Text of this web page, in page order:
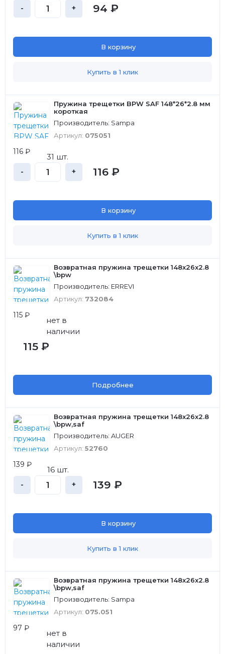
- + 94 ₽
В корзину
Купить в 1 клик
Пружина трещетки BPW SAF 148*26*2.8 мм
короткая
Производитель: Sampa
Артикул: 075051
116 ₽
31 шт.
- + 116 ₽
В корзину
Купить в 1 клик
Возвратная пружина трещетки 148x26x2.8
\bpw
Производитель: ERREVI
Артикул: 732084
115 ₽
нет в
наличии
115 ₽
Подробнее
Возвратная пружина трещетки 148x26x2.8
\bpw,saf
Производитель: AUGER
Артикул: 52760
139 ₽
16 шт.
- + 139 ₽
В корзину
Купить в 1 клик
Возвратная пружина трещетки 148x26x2.8
\bpw,saf
Производитель: Sampa
Артикул: 075.051
97 ₽
нет в
наличии